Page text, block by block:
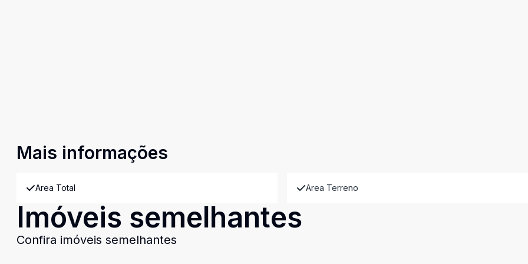
Mais informações
Area Total Area Terreno
Imóveis semelhantes
Confira imóveis semelhantes